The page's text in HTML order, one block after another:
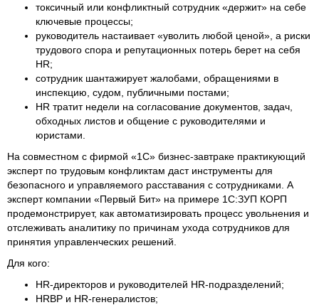
токсичный или конфликтный сотрудник «держит» на себе
ключевые процессы;
руководитель настаивает «уволить любой ценой», а риски
трудового спора и репутационных потерь берет на себя
HR;
сотрудник шантажирует жалобами, обращениями в
инспекцию, судом, публичными постами;
HR тратит недели на согласование документов, задач,
обходных листов и общение с руководителями и
юристами.
На совместном с фирмой «1С» бизнес‑завтраке практикующий
эксперт по трудовым конфликтам даст инструменты для
безопасного и управляемого расставания с сотрудниками. А
эксперт компании «Первый Бит» на примере 1С:ЗУП КОРП
продемонстрирует, как автоматизировать процесс увольнения и
отслеживать аналитику по причинам ухода сотрудников для
принятия управленческих решений.
Для кого:
HR‑директоров и руководителей HR‑подразделений;
HRBP и HR‑генералистов;